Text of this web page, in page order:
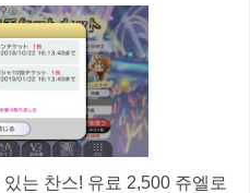
는 찬스! 유료 2,500 쥬엘로